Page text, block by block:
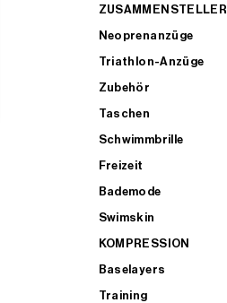
ZUSAMMENSTELLER
Neoprenanzüge
Triathlon-Anzüge
Zubehör
Taschen
Schwimmbrille
Freizeit
Bademode
Swimskin
KOMPRESSION
Baselayers
Training